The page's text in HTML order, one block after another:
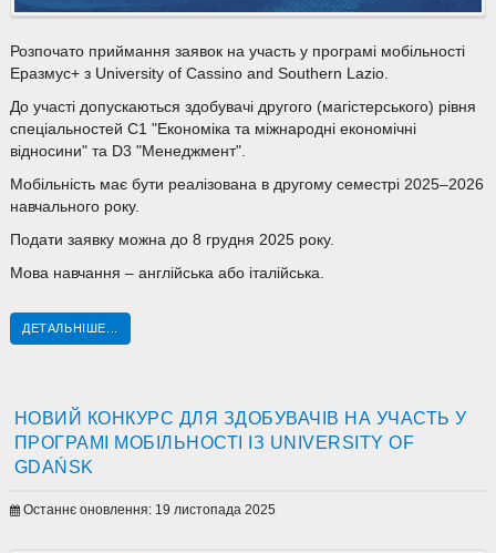
Розпочато приймання заявок на участь у програмі мобільності
Еразмус+ з University of Cassino and Southern Lazio.
До участі допускаються здобувачі другого (магістерського) рівня
спеціальностей С1 "Економіка та міжнародні економічні
відносини" та D3 "Менеджмент".
Мобільність має бути реалізована в другому семестрі 2025–2026
навчального року.
Подати заявку можна до 8 грудня 2025 року.
Мова навчання – англійська або італійська.
ДЕТАЛЬНІШЕ...
НОВИЙ КОНКУРС ДЛЯ ЗДОБУВАЧІВ НА УЧАСТЬ У
ПРОГРАМІ МОБІЛЬНОСТІ ІЗ UNIVERSITY OF
GDAŃSK
Останнє оновлення: 19 листопада 2025